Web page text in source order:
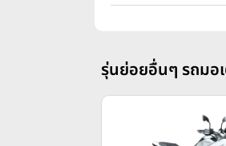
รุ่นย่อยอื่นๆ รถมอ